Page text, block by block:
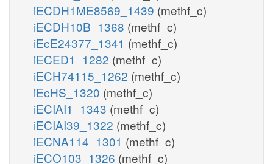
iECDH1ME8569_1439 (methf_c)
iECDH10B_1368 (methf_c)
iEcE24377_1341 (methf_c)
iECED1_1282 (methf_c)
iECH74115_1262 (methf_c)
iEcHS_1320 (methf_c)
iECIAI1_1343 (methf_c)
iECIAI39_1322 (methf_c)
iECNA114_1301 (methf_c)
iECO103_1326 (methf_c)